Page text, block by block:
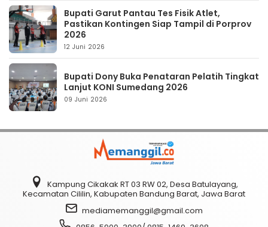
Bupati Garut Pantau Tes Fisik Atlet,
Pastikan Kontingen Siap Tampil di Porprov
2026
12 Juni 2026
Bupati Dony Buka Penataran Pelatih Tingkat
Lanjut KONI Sumedang 2026
09 Juni 2026
Kampung Cikakak RT 03 RW 02, Desa Batulayang,
Kecamatan Cililin, Kabupaten Bandung Barat, Jawa Barat
mediamemanggil@gmail.com